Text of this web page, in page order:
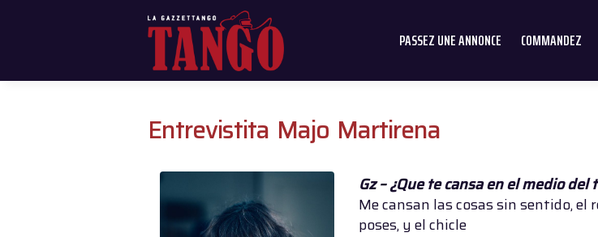
PASSEZ UNE ANNONCE COMMANDEZ
Entrevistita Majo Martirena
Gz – ¿Que te cansa en el medio del
Me cansan las cosas sin sentido,
poses, y el chicle